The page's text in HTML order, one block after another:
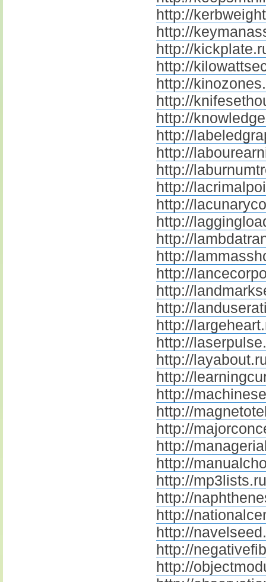
http://
http://
http://
http://
http://
http://
http://
http://
http://
http://
http://
http://
http://
http://
http://
http://
http://
http://
http://
http://
http://
http://
http://
http://
http://
http://
http://
http://mp3lists.ru
http://
http://
http://
http://
http://